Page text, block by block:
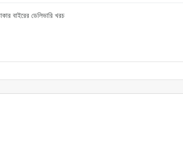
বাইরের ডেলিভারি খরচ